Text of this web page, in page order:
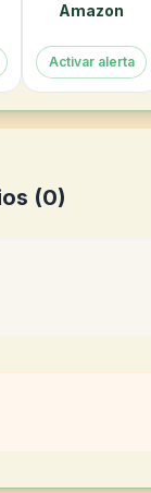
Amazon
Activar alerta
(0)